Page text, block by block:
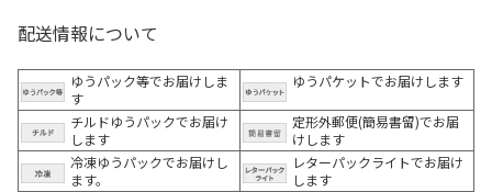
配送情報について
ゆうパック等でお届けしま
す
ゆうパケットでお届けします
チルドゆうパックでお届け
します
定形外郵便(簡易書留)でお届
けします
冷凍ゆうパックでお届けし
ます。
レターパックライトでお届け
します